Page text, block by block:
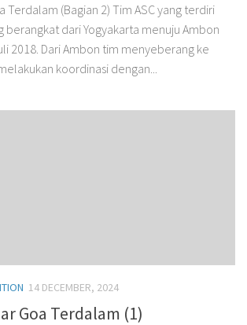
Terdalam (Bagian 2) Tim ASC yang terdiri
berangkat dari Yogyakarta menuju Ambon
2018. Dari Ambon tim menyeberang ke
koordinasi dengan...
14 DECEMBER, 2024
Goa Terdalam (1)